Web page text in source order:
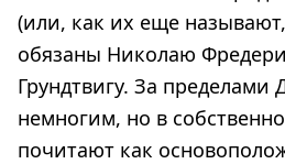
(или, как их еще
обязаны Николаю
Грундтвигу. За пределами
немногим, но в
почитают как